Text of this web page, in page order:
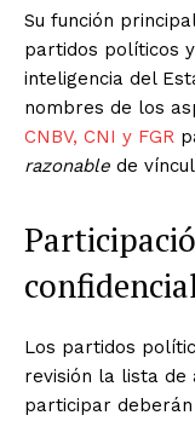
Su función
partidos políticos
inteligencia del
nombres de los
CNBV, CNI y FGR
razonable de
Los partidos
revisión la lista de
participar